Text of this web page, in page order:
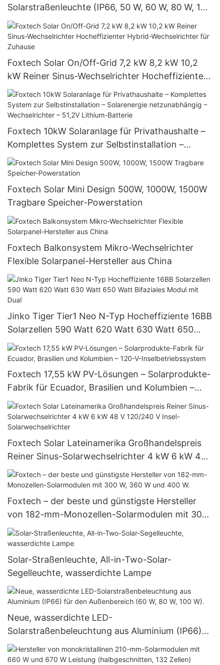
Solarstraßenleuchte (IP66, 50 W, 60 W, 80 W, 100
W, 120 W)
Foxtech Solar On/Off-Grid 7,2 kW 8,2 kW 10,2
kW Reiner Sinus-Wechselrichter Hocheffizienter
Hybrid-Wechselrichter für Zuhause
Foxtech 10kW Solaranlage für Privathaushalte –
Komplettes System zur Selbstinstallation –
Solarenergie netzunabhängig – Wechselrichter –
51,2V Lithium-Batterie
Foxtech Solar Mini Design 500W, 1000W, 1500W
Tragbare Speicher-Powerstation
Foxtech Balkonsystem Mikro-Wechselrichter
Flexible Solarpanel-Hersteller aus China
Jinko Tiger Tier1 Neo N-Typ Hocheffiziente 16BB
Solarzellen 590 Watt 620 Watt 630 Watt 650
Watt Bifaziales Modul mit Dual
Foxtech 17,55 kW PV-Lösungen – Solarprodukte-
Fabrik für Ecuador, Brasilien und Kolumbien –
120-V-Inselbetriebssystem
Foxtech Solar Lateinamerika Großhandelspreis
Reiner Sinus-Solarwechselrichter 4 kW 6 kW 48
V 120/240 V Insel-Solarwechselrichter
Foxtech – der beste und günstigste Hersteller
von 182-mm-Monozellen-Solarmodulen mit 300
W, 360 W und 400 W.
Solar-Straßenleuchte, All-in-Two-Solar-
Segelleuchte, wasserdichte Lampe
Neue, wasserdichte LED-
Solarstraßenbeleuchtung aus Aluminium (IP66)
für den Außenbereich (60 W, 80 W, 100 W).